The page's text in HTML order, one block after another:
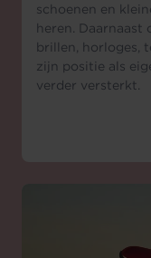
schoenen en
heren.
brillen, horloges,
zijn positie als
verder versterkt.